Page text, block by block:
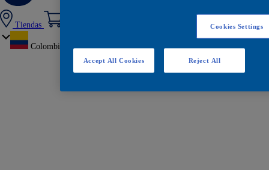
Tiendas
Colombia
Cookies Settings
Reject All
Accept All Cookies